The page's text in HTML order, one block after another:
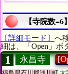
【寺院数
〔詳細モード〕 へ
細は、「Open」ボ
1 永昌寺